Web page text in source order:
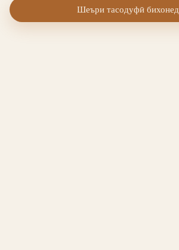
Шеъри тасодуфӣ бихонед